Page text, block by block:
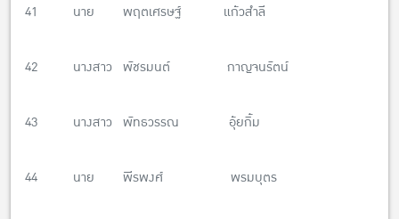
41 นาย พฤตเศรษฐ์ แก้วสำลี
42 นางสาว พัชรมนต์ กาญจนรัตน์
43 นางสาว พัทธวรรณ อุ้ยกิ้ม
44 นาย พีรพงศ์ พรมบุตร